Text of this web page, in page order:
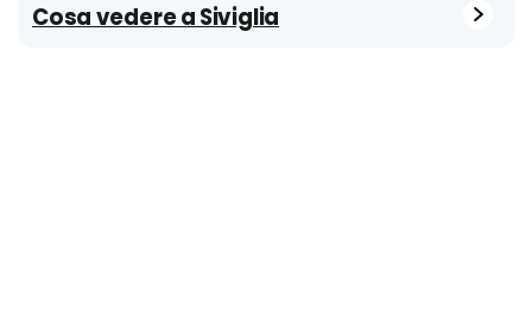
Cosa vedere a Siviglia